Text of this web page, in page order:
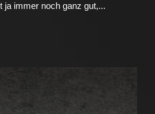
ja immer noch ganz gut,...